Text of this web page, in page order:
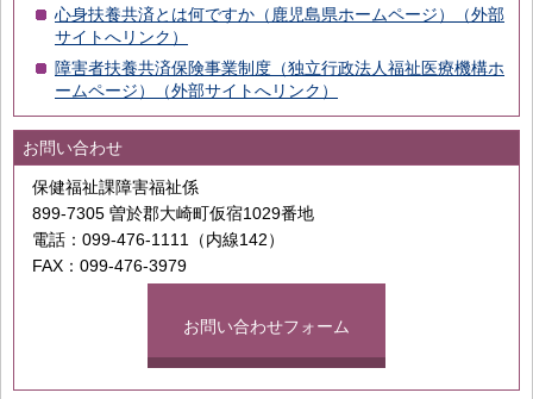
心身扶養共済とは何ですか（鹿児島県ホームページ）（外部
サイトへリンク）
障害者扶養共済保険事業制度（独立行政法人福祉医療機構ホ
ームページ）（外部サイトへリンク）
お問い合わせ
保健福祉課障害福祉係
899-7305 曽於郡大崎町仮宿1029番地
電話：099-476-1111（内線142）
FAX：099-476-3979
お問い合わせフォーム